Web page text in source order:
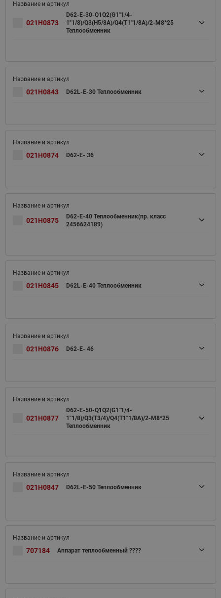
021H0873
D62-E-30-Q1Q2(G1"1/4-
1"1/8)/Q3(H5/8A)/Q4(T1"1/8A)/2-M8*25
Теплообменник
021H0843 D62L-E-30 Теплообменник
021H0874 D62-E- 36
021H0875
D62-E-40 Теплообменник(пр. класс
2456624189)
021H0845 D62L-E-40 Теплообменник
021H0876 D62-E- 46
021H0877
D62-E-50-Q1Q2(G1"1/4-
1"1/8)/Q3(T3/4)/Q4(T1"1/8A)/2-M8*25
Теплообменник
021H0847 D62L-E-50 Теплообменник
707184 Аппарат теплообменный ????